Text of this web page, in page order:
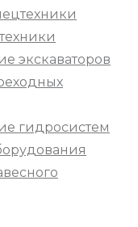
экскаваторов
гидросистем